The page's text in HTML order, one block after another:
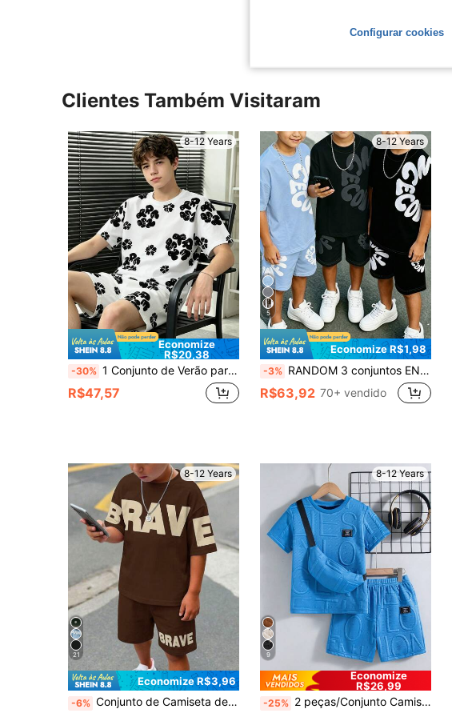
Clientes Também Visitaram
8-12 Years
Economize
R$20,38
-30% 1 Conjunto de Verão para Meninos Pré-Adolescentes com Estampa de Letras, Duas Peças, Design de Contraste Preto e Branco. Sem Preocupações com Roupas para Passeios, Escola ou Uso Diário. Tamanho e Tom de Pele Inclusivos, Exalando uma Vibe Fresca e Jovem. Escolha Infalível da Mamãe para um Conjunto de Verão Versátil Feito sob Medida para Meninos Pequenos. Perfeito para a Vida Escolar, Brincadeiras ao Ar Livre, Passeios de Fim de Semana e Muito Mais. Fácil para as Crianças Vestirem e Tirarem, com uma Atmosfera Leve. Item Essencial para as Mamães
R$47,57
8-12 Years
5
Economize R$1,98
-3% RANDOM 3 conjuntos ENVIE 1 conjunto Conjunto de Moda de Verão Novo para Meninos, Conjunto de 2 Peças com Estampa de Letra Lateral Artística Personalizada, Manga Curta & Shorts, Múltiplas Cores Enviadas Aleatoriamente, Casual Confortável Fresco e Estiloso, Versátil para Múltiplas Ocasiões
R$63,92 70+ vendido
8-12 Years
21
Economize R$3,96
-6% Conjunto de Camiseta de Manga Curta de Gola Redonda e Shorts Minimalista, Confortável e Casual para Meninos Pré-Adolescentes
8-12 Years
9
Economize
R$26,99
-25% 2 peças/Conjunto Camiseta de Manga Curta e Shorts Casuais de Cor Sólida para Meninos, Ajuste Regular, com Bolso, Verão
Configurar cookies